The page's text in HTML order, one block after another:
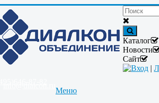
Каталог
Новости
Сайт
Вход |
Меню